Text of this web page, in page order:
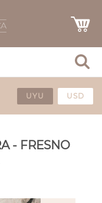
UYU USD
- FRESNO